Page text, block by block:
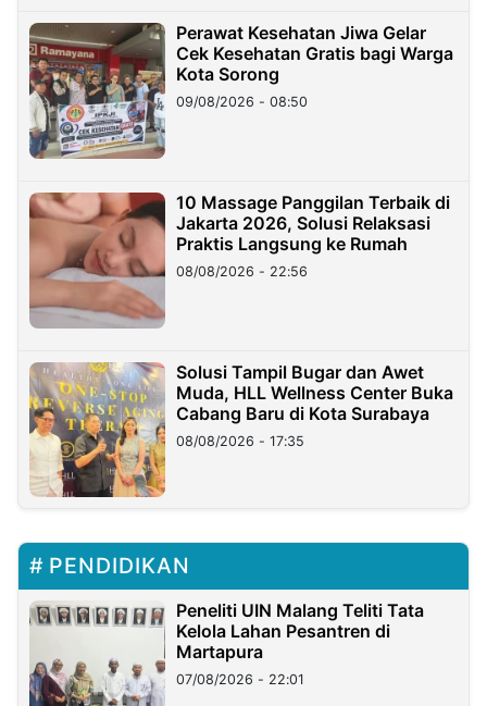
Perawat Kesehatan Jiwa Gelar
Cek Kesehatan Gratis bagi Warga
Kota Sorong
09/08/2026 - 08:50
10 Massage Panggilan Terbaik di
Jakarta 2026, Solusi Relaksasi
Praktis Langsung ke Rumah
08/08/2026 - 22:56
Solusi Tampil Bugar dan Awet
Muda, HLL Wellness Center Buka
Cabang Baru di Kota Surabaya
08/08/2026 - 17:35
PENDIDIKAN
Peneliti UIN Malang Teliti Tata
Kelola Lahan Pesantren di
Martapura
07/08/2026 - 22:01